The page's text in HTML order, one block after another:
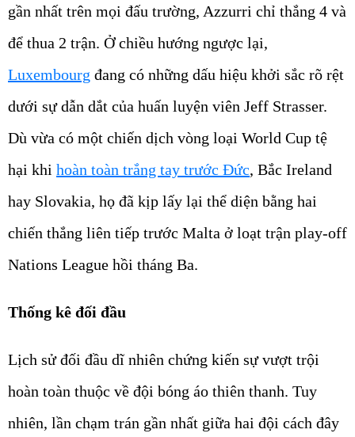
gần nhất trên mọi đấu trường, Azzurri chỉ thắng 4 và
để thua 2 trận. Ở chiều hướng ngược lại,
Luxembourg đang có những dấu hiệu khởi sắc rõ rệt
dưới sự dẫn dắt của huấn luyện viên Jeff Strasser.
Dù vừa có một chiến dịch vòng loại World Cup tệ
hại khi hoàn toàn trắng tay trước Đức, Bắc Ireland
hay Slovakia, họ đã kịp lấy lại thể diện bằng hai
chiến thắng liên tiếp trước Malta ở loạt trận play-off
Nations League hồi tháng Ba.
Thống kê đối đầu
Lịch sử đối đầu dĩ nhiên chứng kiến sự vượt trội
hoàn toàn thuộc về đội bóng áo thiên thanh. Tuy
nhiên, lần chạm trán gần nhất giữa hai đội cách đây